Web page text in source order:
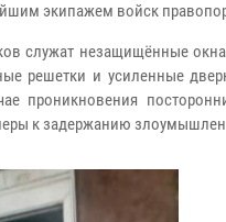
экипажем войск
служат незащищённые
решетки и усиленные
проникновения
к задержанию